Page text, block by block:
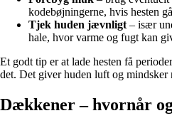
kodebøjningerne, hvis hesten
Tjek huden jævnligt– især
hale, hvor varme og fugt kan
Et godt tip er at lade hesten få
det. Det giver huden luft og
Dækkener – hvornår